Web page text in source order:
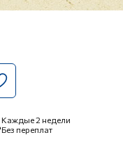
Каждые 2 недели
Без переплат